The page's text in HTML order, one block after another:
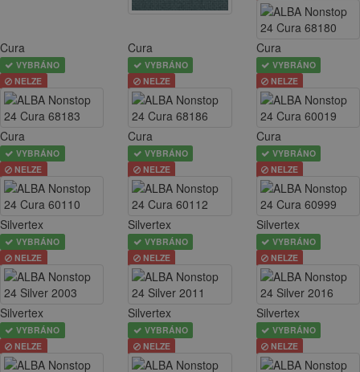
Cura
VYBRÁNO
NELZE
Cura
VYBRÁNO
NELZE
Cura
VYBRÁNO
NELZE
Cura
VYBRÁNO
NELZE
Cura
VYBRÁNO
NELZE
Cura
VYBRÁNO
NELZE
Silvertex
VYBRÁNO
NELZE
Silvertex
VYBRÁNO
NELZE
Silvertex
VYBRÁNO
NELZE
Silvertex
VYBRÁNO
NELZE
Silvertex
VYBRÁNO
NELZE
Silvertex
VYBRÁNO
NELZE